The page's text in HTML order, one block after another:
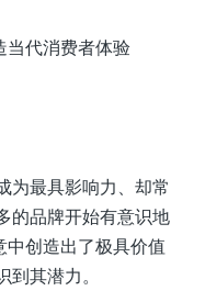
当代消费者体验
为最具影响力、却常
的品牌开始有意识地
中创造出了极具价值
其潜力。